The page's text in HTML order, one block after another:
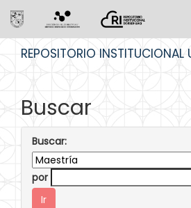
REPOSITORIO INSTITUCIONAL
Buscar
Buscar:
por